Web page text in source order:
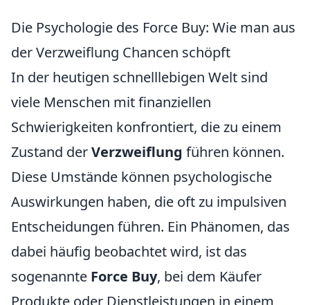
Die Psychologie des Force Buy: Wie man aus
der Verzweiflung Chancen schöpft
In der heutigen schnelllebigen Welt sind
viele Menschen mit finanziellen
Schwierigkeiten konfrontiert, die zu einem
Zustand derVerzweiflung führen können.
Diese Umstände können psychologische
Auswirkungen haben, die oft zu impulsiven
Entscheidungen führen. Ein Phänomen, das
dabei häufig beobachtet wird, ist das
sogenannte Force Buy, bei dem Käufer